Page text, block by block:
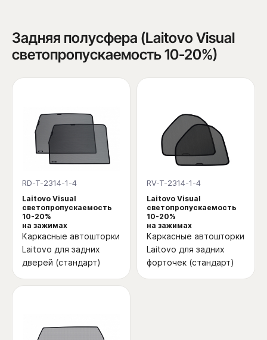
Задняя полусфера (Laitovo Visual
светопропускаемость 10-20%)
RD-T-2314-1-4
Laitovo Visual
светопропускаемость
10-20%
на зажимах
Каркасные автошторки
Laitovo для задних
дверей (стандарт)
RV-T-2314-1-4
Laitovo Visual
светопропускаемость
10-20%
на зажимах
Каркасные автошторки
Laitovo для задних
форточек (стандарт)